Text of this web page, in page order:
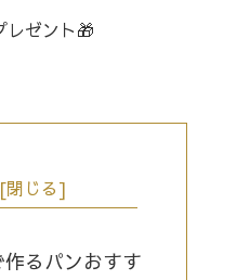
レゼント🎁
るパンおすす